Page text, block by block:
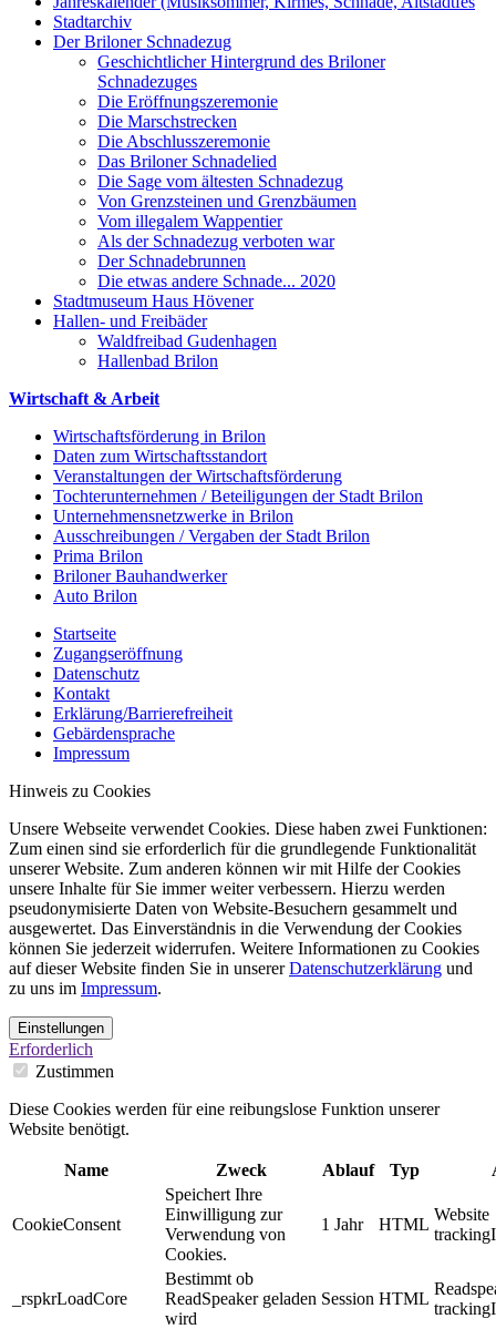
Stadtarchiv
Der Briloner Schnadezug
Geschichtlicher Hintergrund des Briloner
Schnadezuges
Die Eröffnungszeremonie
Die Marschstrecken
Die Abschlusszeremonie
Das Briloner Schnadelied
Die Sage vom ältesten Schnadezug
Von Grenzsteinen und Grenzbäumen
Vom illegalem Wappentier
Als der Schnadezug verboten war
Der Schnadebrunnen
Die etwas andere Schnade... 2020
Stadtmuseum Haus Hövener
Hallen- und Freibäder
Waldfreibad Gudenhagen
Hallenbad Brilon
Wirtschaft & Arbeit
Wirtschaftsförderung in Brilon
Daten zum Wirtschaftsstandort
Veranstaltungen der Wirtschaftsförderung
Tochterunternehmen / Beteiligungen der Stadt Brilon
Unternehmensnetzwerke in Brilon
Ausschreibungen / Vergaben der Stadt Brilon
Prima Brilon
Briloner Bauhandwerker
Auto Brilon
Startseite
Zugangseröffnung
Datenschutz
Kontakt
Erklärung/Barrierefreiheit
Gebärdensprache
Impressum
Hinweis zu Cookies
Unsere Webseite verwendet Cookies. Diese haben zwei Funktionen:
Zum einen sind sie erforderlich für die grundlegende Funktionalität
unserer Website. Zum anderen können wir mit Hilfe der Cookies
unsere Inhalte für Sie immer weiter verbessern. Hierzu werden
pseudonymisierte Daten von Website-Besuchern gesammelt und
ausgewertet. Das Einverständnis in die Verwendung der Cookies
können Sie jederzeit widerrufen. Weitere Informationen zu Cookies
auf dieser Website finden Sie in unsererDatenschutzerklärung und
zu uns im Impressum.
Einstellungen
Erforderlich
Zustimmen
Diese Cookies werden für eine reibungslose Funktion unserer
Website benötigt.
Name Zweck Ablauf Typ
CookieConsent
Speichert Ihre
Einwilligung zur
Verwendung von
Cookies.
1 Jahr HTML
Website
_rspkrLoadCore
Bestimmt ob
ReadSpeaker geladen
wird
Session HTML